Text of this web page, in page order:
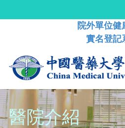
院外單位健
實名登記
醫院介紹